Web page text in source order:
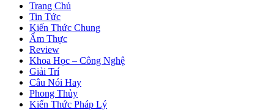
Trang Chủ
Tin Tức
Kiến Thức Chung
Ẩm Thực
Review
Khoa Học – Công Nghệ
Giải Trí
Câu Nói Hay
Phong Thủy
Kiến Thức Pháp Lý